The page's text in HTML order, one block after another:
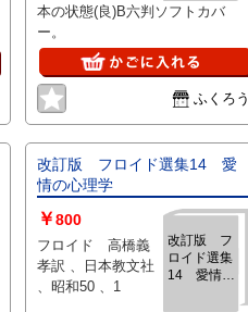
本の状態(良)B六判ソフトカバ
ー。
ふくろう
改訂版 フロイド選集14 愛
情の心理学
改訂版 フ
ロイド選集
14 愛情の
￥800
フロイド 高橋義
孝訳 、日本教文社
、昭和50 、1